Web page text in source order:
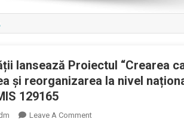
lansează Proiectul “Crearea
și reorganizarea la nivel
129165
Leave A CommentOn